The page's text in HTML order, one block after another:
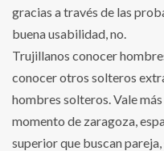
gracias a través de las
buena usabilidad, no.
Trujillanos conocer
conocer otros solteros
hombres solteros. Vale
momento de zaragoza,
superior que buscan